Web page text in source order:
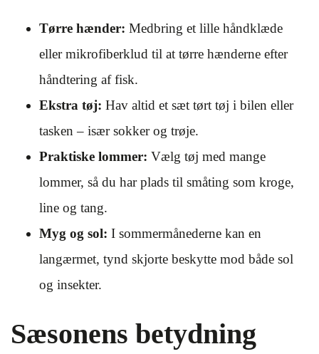
Tørre hænder: Medbring et lille håndklæde
eller mikrofiberklud til at tørre hænderne efter
håndtering af fisk.
Ekstra tøj: Hav altid et sæt tørt tøj i bilen eller
tasken – især sokker og trøje.
Praktiske lommer: Vælg tøj med mange
lommer, så du har plads til småting som kroge,
line og tang.
Myg og sol: I sommermånederne kan en
langærmet, tynd skjorte beskytte mod både sol
og insekter.
Sæsonens betydning